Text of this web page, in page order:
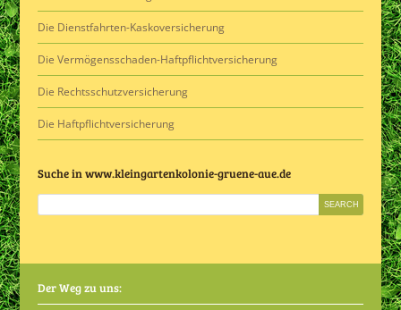
Die Dienstfahrten-Kaskoversicherung
Die Vermögensschaden-Haftpflichtversicherung
Die Rechtsschutzversicherung
Die Haftpflichtversicherung
Suche in www.kleingartenkolonie-gruene-aue.de
Der Weg zu uns: